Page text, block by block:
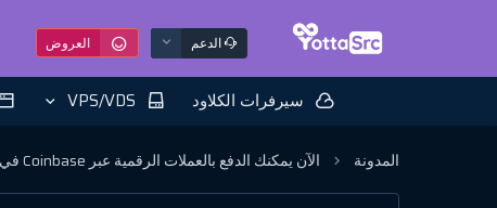
الدعم العروض
سيرفرات الكلاود VPS/VDS
المدونة الآن يمكنك الدفع بالعملات الرقمية عبر Coinbase في YottaSrc